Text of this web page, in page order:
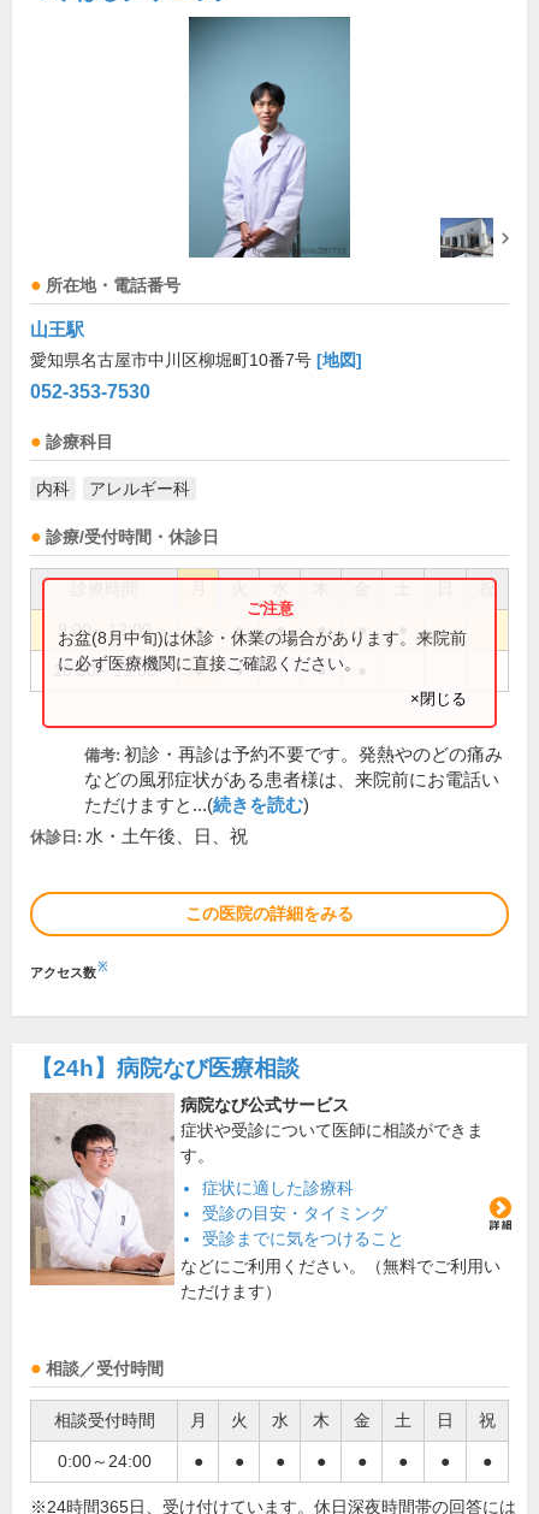
所在地・電話番号
山王駅
愛知県名古屋市中川区柳堀町10番7号 [地図]
052-353-7530
診療科目
内科 アレルギー科
診療/受付時間・休診日
祝
9:00～12:00 ● ● ● ● ●
16:00～19:00 ● ● ●
お盆(8月中旬)は休診・休業の場合があります。来院前
に必ず医療機関に直接ご確認ください。
×閉じる
備考: 初診・再診は予約不要です。発熱やのどの痛み
などの風邪症状がある患者様は、来院前にお電話い
ただけますと...(続きを読む)
休診日: 水・土午後、日、祝
この医院の詳細をみる
アクセス数※
【24h】 病院なび医療相談
病院なび公式サービス
症状や受診について医師に相談ができま
す。
症状に適した診療科
受診の目安・タイミング
受診までに気をつけること
などにご利用ください。（無料でご利用い
ただけます）
相談／受付時間
相談受付時間 月 火 水 木 金 土 日 祝
0:00～24:00 ● ● ● ● ● ● ● ●
※24時間365日、受け付けています。休日深夜時間帯の回答には